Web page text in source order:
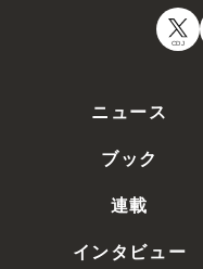
CDJ
ニュース
ブック
連載
インタビュー